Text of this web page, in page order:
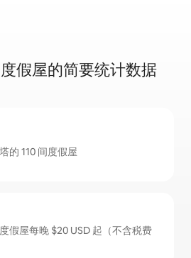
假屋的简要统计数据
的 110 间度假屋
假屋每晚 $20 USD 起（不含税费